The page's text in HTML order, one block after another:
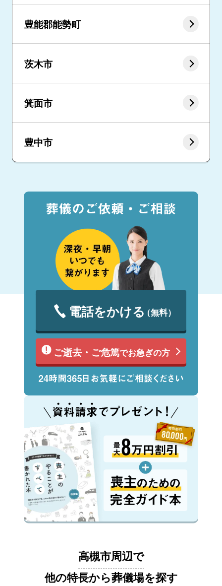
豊能郡能勢町
茨木市
箕面市
豊中市
電話をかける（無料）
ご逝去・ご危篤でお急ぎの方
高槻市周辺で
他の特長から葬儀場を探す